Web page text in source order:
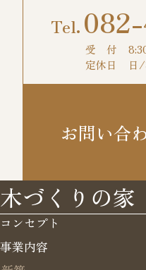
受 付
定休日
日/
お問い合
木づくりの家
コンセプト
事業内容